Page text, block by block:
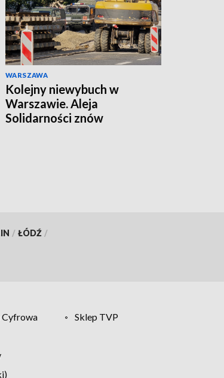
WARSZAWA
Kolejny niewybuch w
Warszawie. Aleja
Solidarności znów
/ ŁÓDŹ /
Cyfrowa
Sklep TVP